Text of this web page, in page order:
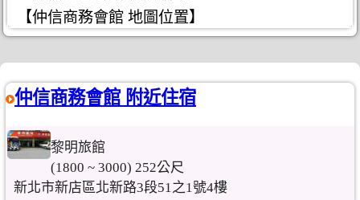
【仲信商務會館 地圖位置】
仲信商務會館 附近住宿
黎明旅館
(1800 ~ 3000) 252公尺
新北市新店區北新路3段51之1號4樓